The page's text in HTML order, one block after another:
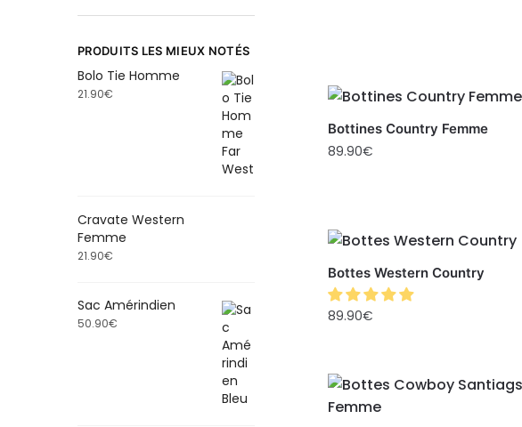
Bottines Country Femme
89.90€
Bottes Western Country
89.90€
PRODUITS LES MIEUX NOTÉS
Bolo Tie Homme
21.90€
Cravate Western
Femme
21.90€
Sac Amérindien
50.90€